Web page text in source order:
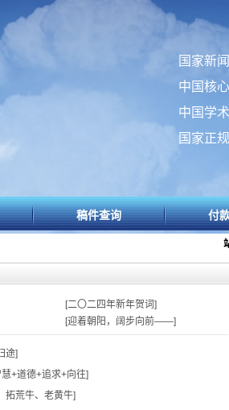
国家新
中国核
中国学
国家正
稿件查询 付
[二〇二四年新年贺词]
[迎着朝阳，阔步向前——]
途]
+道德+追求+向往]
拓荒牛、老黄牛]